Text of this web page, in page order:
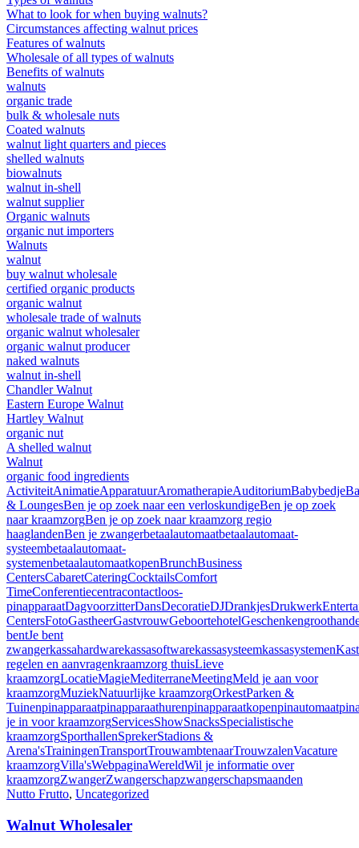
What to look for when buying walnuts?
Circumstances affecting walnut prices
Features of walnuts
Wholesale of all types of walnuts
Benefits of walnuts
walnuts
organic trade
bulk & wholesale nuts
Coated walnuts
walnut light quarters and pieces
shelled walnuts
biowalnuts
walnut in-shell
walnut supplier
Organic walnuts
organic nut importers
Walnuts
walnut
buy walnut wholesale
certified organic products
organic walnut
wholesale trade of walnuts
organic walnut wholesaler
organic walnut producer
naked walnuts
walnut in-shell
Chandler Walnut
Eastern Europe Walnut
Hartley Walnut
organic nut
A shelled walnut
Walnut
organic food ingredients
ActiviteitAnimatieApparatuurAromatherapieAuditoriumBabybedje
& LoungesBen je op zoek naar een verloskundigeBen je op zoek
naar kraamzorgBen je op zoek naar kraamzorg regio
haaglandenBen je zwangerbetaalautomaatbetaalautomaat-
systeembetaalautomaat-
systemenbetaalautomaatkopenBrunchBusiness
CentersCabaretCateringCocktailsComfort
TimeConferentiecentracontactloos-
pinapparaatDagvoorzitterDansDecoratieDJDrankjesDrukwerk
CentersFotoGastheerGastvrouwGeboortehotelGeschenken
bentJe bent
zwangerkassahardwarekassasoftwarekassasysteemkassasystemen
regelen en aanvragenkraamzorg thuisLieve
kraamzorgLocatieMagieMediterraneMeetingMeld je aan voor
kraamzorgMuziekNatuurlijke kraamzorgOrkestParken &
Tuinenpinapparaatpinapparaathurenpinapparaatkopenpinautomaat
je in voor kraamzorgServicesShowSnacksSpecialistische
kraamzorgSporthallenSprekerStadions &
Arena'sTrainingenTransportTrouwambtenaarTrouwzalenVacature
kraamzorgVilla'sWebpaginaWereldWil je informatie over
kraamzorgZwangerZwangerschapzwangerschapsmaanden
Nutto Frutto, Uncategorized
Walnut Wholesaler